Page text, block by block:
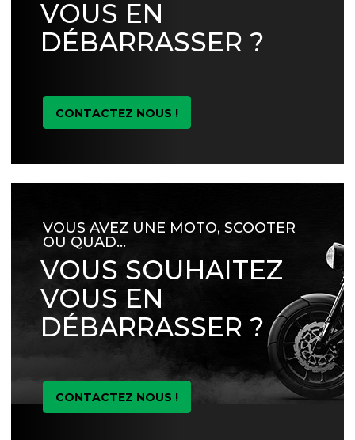
VOUS EN
DÉBARRASSER ?
CONTACTEZ NOUS !
VOUS AVEZ UNE MOTO, SCOOTER
OU QUAD…
VOUS SOUHAITEZ
VOUS EN
DÉBARRASSER ?
CONTACTEZ NOUS !